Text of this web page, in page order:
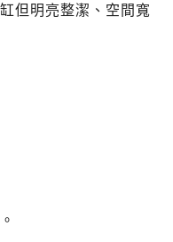
但明亮整潔、空間寬